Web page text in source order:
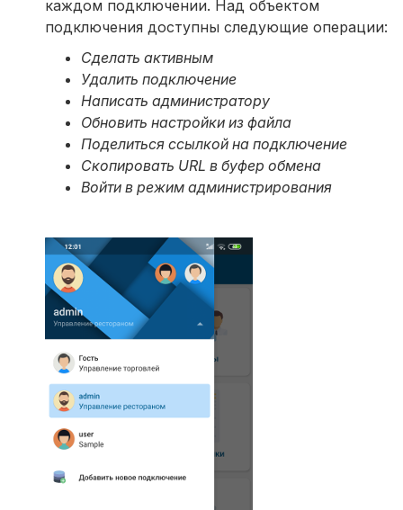
каждом подключении. Над объектом
подключения доступны следующие операции:
Сделать активным
Удалить подключение
Написать администратору
Обновить настройки из файла
Поделиться ссылкой на подключение
Скопировать URL в буфер обмена
Войти в режим администрирования